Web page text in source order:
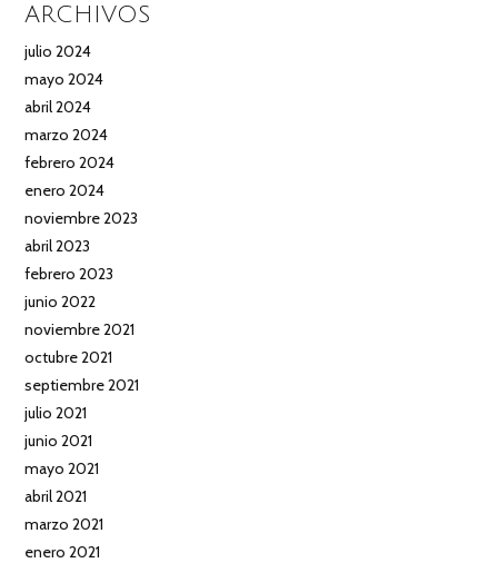
ARCHIVOS
julio 2024
mayo 2024
abril 2024
marzo 2024
febrero 2024
enero 2024
noviembre 2023
abril 2023
febrero 2023
junio 2022
noviembre 2021
octubre 2021
septiembre 2021
julio 2021
junio 2021
mayo 2021
abril 2021
marzo 2021
enero 2021